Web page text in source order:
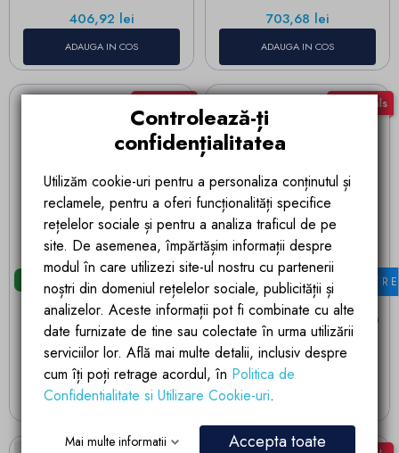
Pret
406,92 lei
ADAUGA IN COS
Pret
703,68 lei
ADAUGA IN COS
Livrare in 24 ore
Calorifer Decorativ Alb,
120x50 cm , 506 W, 12
elementi, otel, Baie sau
camera, Emre
Pret
1.443,64 lei
ADAUGA IN COS
Best Deals
Livrare in 24 ore
Lavoar, montaj suspendat,
gaura de baterie, 42x42x40
cm ceramica sanitara , Alb
Lucios, Adele
Pret
867,64 lei
ADAUGA IN COS
Controlează-ți
confidențialitatea
Utilizăm cookie-uri pentru a personaliza conținutul și
reclamele, pentru a oferi funcționalități specifice
rețelelor sociale și pentru a analiza traficul de pe
site. De asemenea, împărtășim informații despre
modul în care utilizezi site-ul nostru cu partenerii
noștri din domeniul rețelelor sociale, publicității și
analizelor. Aceste informații pot fi combinate cu alte
date furnizate de tine sau colectate în urma utilizării
serviciilor lor. Află mai multe detalii, inclusiv despre
cum îți poți retrage acordul, în Politica de
Confidentialitate si Utilizare Cookie-uri.
Mai multe informatii Accepta toate
FILTRE